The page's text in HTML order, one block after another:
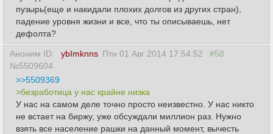
пузырь(еще и накидали плохих долгов из других стран),
падение уровня жизни и все, что ты описываешь, нет
дефолта?
Аноним ID: ybImknns Птн 01 Авг 2014 17:54:52
#58
№5509604
>>5509369
>безработица у нас крайне низка
У нас на самом деле точно просто неизвестно. У нас никто
не встает на биржу, уже обсуждали миллион раз. Нужно
взять все население рашки на данный момент, вычесть